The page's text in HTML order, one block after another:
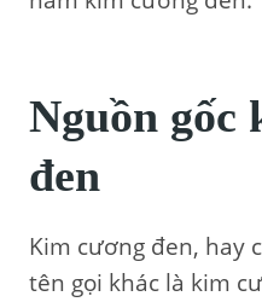
Nguồn gốc
đen
Kim cương đen, hay
tên gọi khác là kim